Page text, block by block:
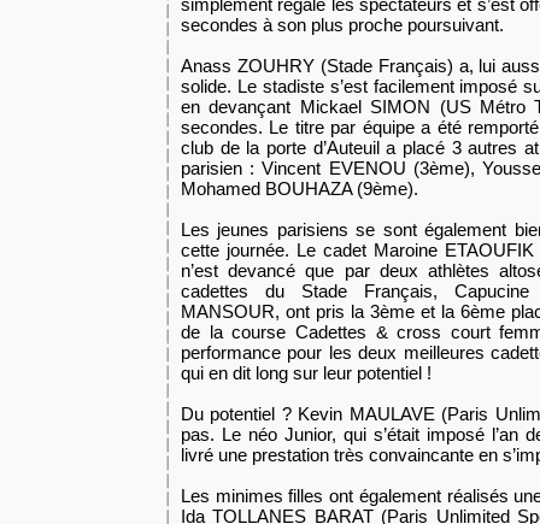
simplement régalé les spectateurs et s’est
secondes à son plus proche poursuivant.
Anass ZOUHRY (Stade Français) a, lui
solide. Le stadiste s’est facilement imposé
en devançant Mickael SIMON (US Métro
secondes. Le titre par équipe a été
club de la porte d’Auteuil a placé 3 autres
parisien : Vincent EVENOU (3ème),
Mohamed BOUHAZA (9ème).
Les jeunes parisiens se sont également
cette journée. Le cadet Maroine
n’est devancé que par deux athlètes
cadettes du Stade Français,
MANSOUR, ont pris la 3ème et la 6ème
de la course Cadettes & cross court
performance pour les deux meilleures
qui en dit long sur leur potentiel !
Du potentiel ? Kevin MAULAVE (Paris
pas. Le néo Junior, qui s’était imposé l’an
livré une prestation très convaincante en
Les minimes filles ont également réalisés
Ida TOLLANES BARAT (Paris Unlimited